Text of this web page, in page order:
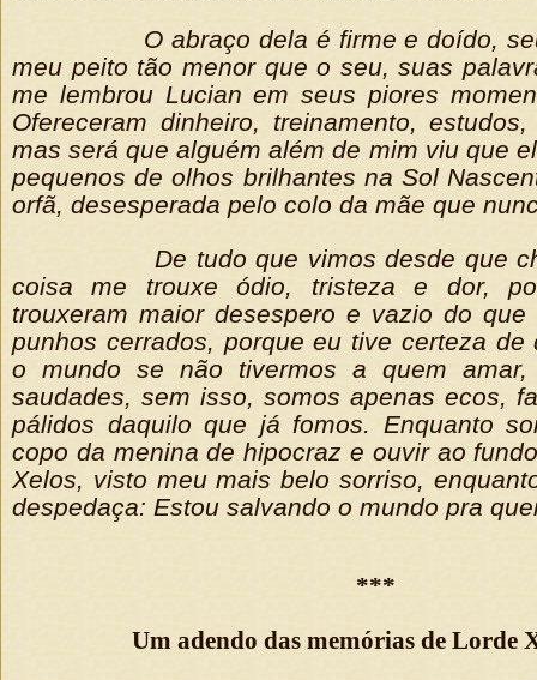
O abraço dela é firme e doído,
meu peito tão menor que o seu, suas
me lembrou Lucian em seus piores
Ofereceram dinheiro, treinamento,
mas será que alguém além de mim viu que
pequenos de olhos brilhantes na Sol
orfã, desesperada pelo colo da mãe que
De tudo que vimos desde que
coisa me trouxe ódio, tristeza e dor,
trouxeram maior desespero e vazio do
punhos cerrados, porque eu tive certeza de
o mundo se não tivermos a quem
saudades, sem isso, somos apenas ecos,
pálidos daquilo que já fomos. Enquanto
copo da menina de hipocraz e ouvir ao
Xelos, visto meu mais belo sorriso,
despedaça: Estou salvando o mundo pra
***
Um adendo das memórias de Lorde